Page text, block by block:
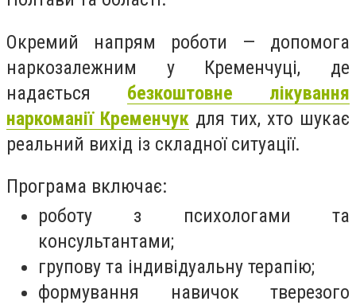
Окремий напрям роботи — допомога
наркозалежним у Кременчуці, де
надається безкоштовне лікування
наркоманії Кременчукдля тих, хто шукає
реальний вихід із складної ситуації.
Програма включає:
роботу з психологами та
консультантами;
групову та індивідуальну терапію;
формування навичок тверезого